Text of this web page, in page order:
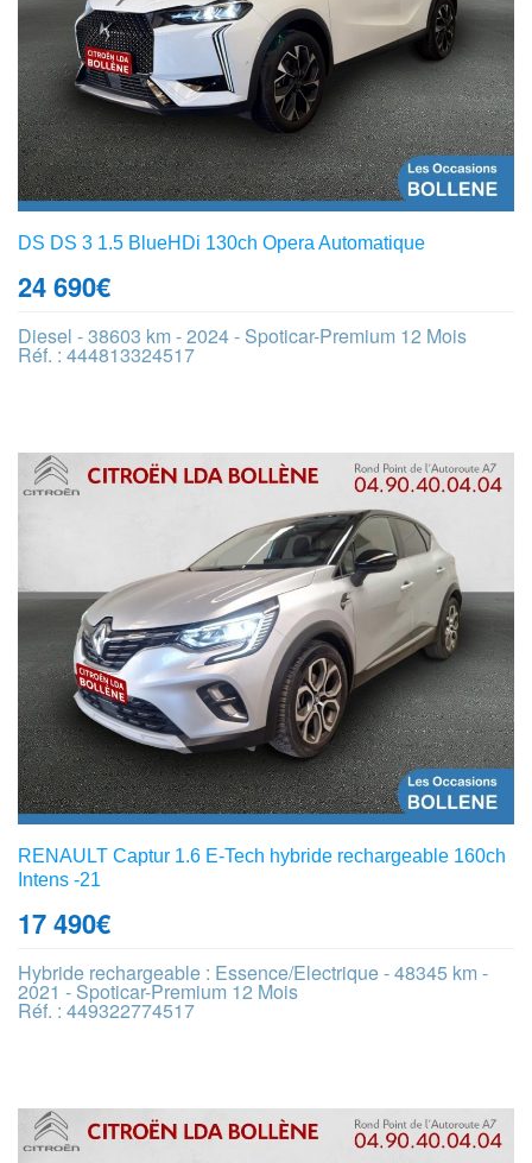
DS DS 3 1.5 BlueHDi 130ch Opera Automatique
24 690€
Diesel - 38603 km - 2024 - Spoticar-Premium 12 Mois
Réf. : 444813324517
RENAULT Captur 1.6 E-Tech hybride rechargeable 160ch
Intens -21
17 490€
Hybride rechargeable : Essence/Electrique - 48345 km -
2021 - Spoticar-Premium 12 Mois
Réf. : 449322774517